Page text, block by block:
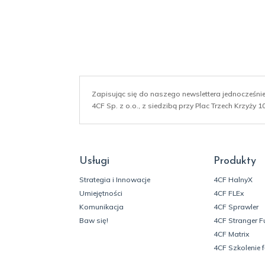
Zapisując się do naszego newslettera
4CF Sp. z o.o., z siedzibą przy Plac Trzech Krzyży
Usługi
Strategia i Innowacje
Umiejętności
Komunikacja
Baw się!
Produkty
4CF HalnyX
4CF FLEx
4CF Sprawler
4CF Stranger
4CF Matrix
4CF Szkolenie